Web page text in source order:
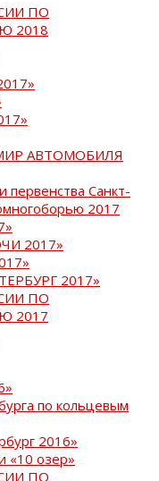
ПО
2018
АВТОМОБИЛЯ
первенства Санкт-
2017
2017»
2017»
ПО
2017
по кольцевым
2016»
«10 озер»
ПО